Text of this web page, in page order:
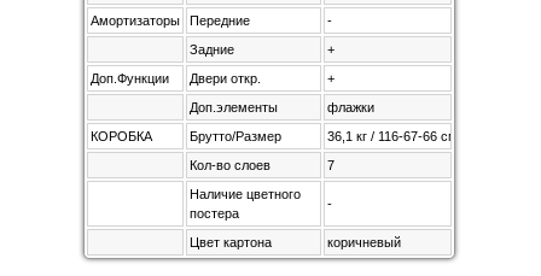
Амортизаторы
Передние
-
Задние
+
Доп.Функции
Двери откр.
+
Доп.элементы
флажки
КОРОБКА
Брутто/Размер
36,1 кг / 116-67-66 см
Кол-во слоев
7
Наличие цветного
постера
-
Цвет картона коричневый